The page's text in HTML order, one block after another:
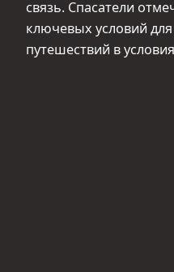
связь. Спасатели
ключевых условий
путешествий в